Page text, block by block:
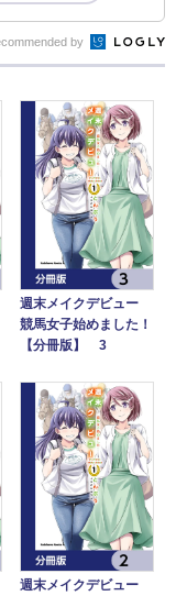
by
週末メイクデビュー
競馬女子始めました！
【分冊版】 3
週末メイクデビュー